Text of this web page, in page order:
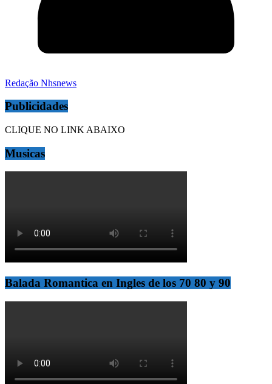
Redação Nhsnews
Publicidades
CLIQUE NO LINK ABAIXO
Musicas
Balada Romantica en Ingles de los 70 80 y 90